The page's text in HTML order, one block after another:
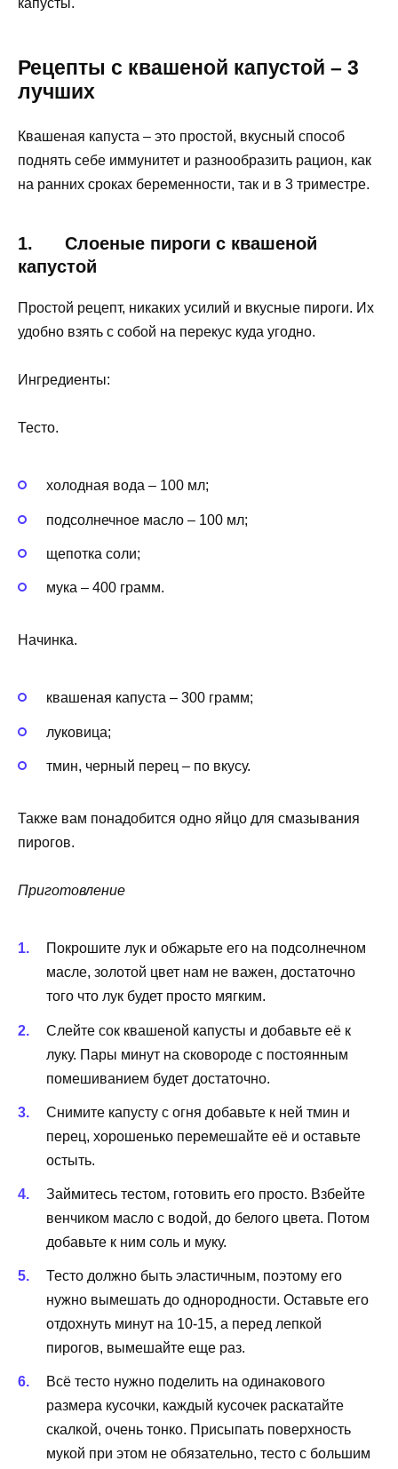
Рецепты с квашеной капустой – 3
лучших
Квашеная капуста – это простой, вкусный способ
поднять себе иммунитет и разнообразить рацион, как
на ранних сроках беременности, так и в 3 триместре.
1. Слоеные пироги с квашеной
капустой
Простой рецепт, никаких усилий и вкусные пироги. Их
удобно взять с собой на перекус куда угодно.
Ингредиенты:
Тесто.
холодная вода – 100 мл;
подсолнечное масло – 100 мл;
щепотка соли;
мука – 400 грамм.
Начинка.
квашеная капуста – 300 грамм;
луковица;
тмин, черный перец – по вкусу.
Также вам понадобится одно яйцо для смазывания
пирогов.
Приготовление
Покрошите лук и обжарьте его на подсолнечном
масле, золотой цвет нам не важен, достаточно
того что лук будет просто мягким.
Слейте сок квашеной капусты и добавьте её к
луку. Пары минут на сковороде с постоянным
помешиванием будет достаточно.
Снимите капусту с огня добавьте к ней тмин и
перец, хорошенько перемешайте её и оставьте
остыть.
Займитесь тестом, готовить его просто. Взбейте
венчиком масло с водой, до белого цвета. Потом
добавьте к ним соль и муку.
Тесто должно быть эластичным, поэтому его
нужно вымешать до однородности. Оставьте его
отдохнуть минут на 10-15, а перед лепкой
пирогов, вымешайте еще раз.
Всё тесто нужно поделить на одинакового
размера кусочки, каждый кусочек раскатайте
скалкой, очень тонко. Присыпать поверхность
мукой при этом не обязательно, тесто с большим